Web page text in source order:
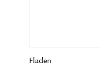
Fladen